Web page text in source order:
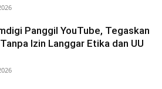
Panggil YouTube, Tegaskan
Izin Langgar Etika dan UU